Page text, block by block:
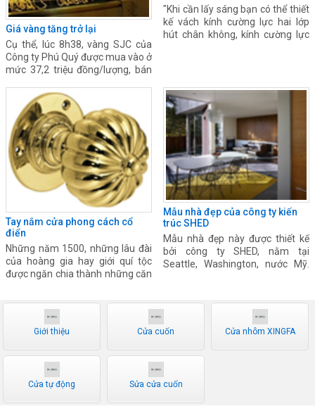
Giá vàng tăng trở lại
Cụ thể, lúc 8h38, vàng SJC của
Công ty Phú Quý được mua vào ở
mức 37,2 triệu đồng/lượng, bán
So với mức giá niêm yết chiều
hôm qua, mức giá này đã tăng
120.000 đồng/lượng ở chiều mua
vào và 140.000 đồng/lượng ở
chiều bán ra.
"Khi cần lấy sáng bạn có thể thiết
kế vách kính cường lực hai lớp
hút chân không, kính cường lực
vào nhà"
Tay nắm cửa phong cách cổ
điển
Những năm 1500, những lâu đài
của hoàng gia hay giới quí tộc
được ngăn chia thành những căn
nhau, và được ngăn bằng những
tấm màn vải. Thời gian sau,
những cách cửa gỗ được ứng
tường qua chốt.
Mẫu nhà đẹp của công ty kiến
trúc SHED
Mẫu nhà đẹp này được thiết kế
bởi công ty SHED, nằm tại
Seattle, Washington, nước Mỹ.
màu trắng, tường và tủ gỗ…
Giới thiệu Cửa cuốn Cửa nhôm XINGFA
Cửa tự động Sửa cửa cuốn